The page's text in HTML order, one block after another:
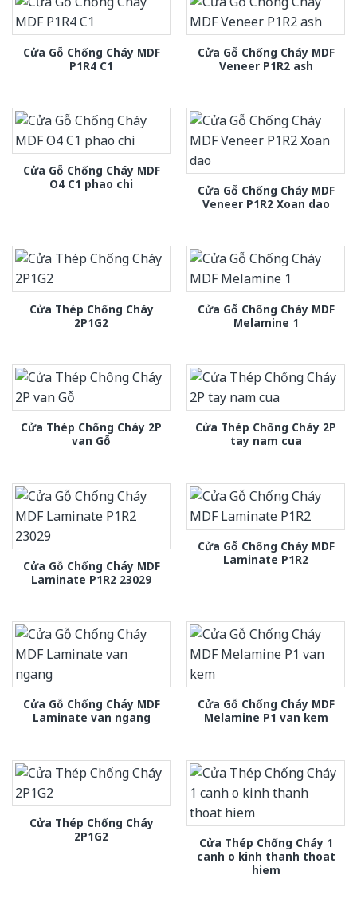
Cửa Gỗ Chống Cháy MDF
P1R4 C1
Cửa Gỗ Chống Cháy MDF
Veneer P1R2 ash
Cửa Gỗ Chống Cháy MDF
O4 C1 phao chi
Cửa Gỗ Chống Cháy MDF
Veneer P1R2 Xoan dao
Cửa Thép Chống Cháy
2P1G2
Cửa Gỗ Chống Cháy MDF
Melamine 1
Cửa Thép Chống Cháy 2P
van Gỗ
Cửa Thép Chống Cháy 2P
tay nam cua
Cửa Gỗ Chống Cháy MDF
Laminate P1R2 23029
Cửa Gỗ Chống Cháy MDF
Laminate P1R2
Cửa Gỗ Chống Cháy MDF
Laminate van ngang
Cửa Gỗ Chống Cháy MDF
Melamine P1 van kem
Cửa Thép Chống Cháy
2P1G2
Cửa Thép Chống Cháy 1
canh o kinh thanh thoat
hiem